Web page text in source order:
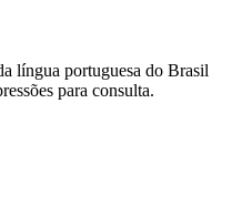
língua portuguesa do Brasil
para consulta.